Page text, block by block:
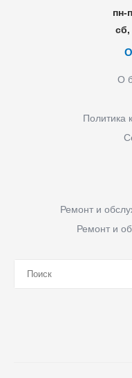
пн-
сб,
О
Политика
Ремонт и
Ремонт и